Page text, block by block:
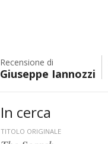
Recensione di
Giuseppe Iannozzi
In cerca
TITOLO ORIGINALE